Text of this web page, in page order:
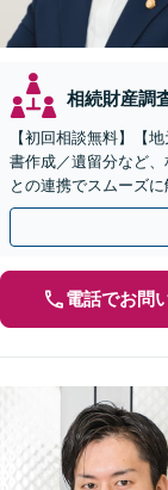
相続財産調
【初回相談無料】【
書作成／遺留分など
との連携でスムーズ
も承ります。【法テ
電話でお問